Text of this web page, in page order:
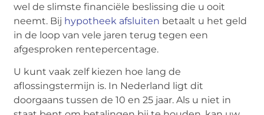
wel de slimste financiële beslissing die u ooit
neemt. Bij hypotheek afsluiten betaalt u het geld
in de loop van vele jaren terug tegen een
afgesproken rentepercentage.
U kunt vaak zelf kiezen hoe lang de
aflossingstermijn is. In Nederland ligt dit
doorgaans tussen de 10 en 25 jaar. Als u niet in